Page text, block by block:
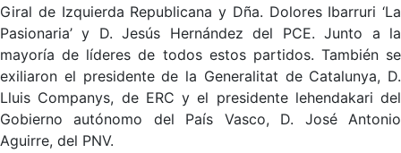
Giral de Izquierda Republicana y Dña. Dolores Ibarruri ‘La
Pasionaria’ y D. Jesús Hernández del PCE. Junto a la
mayoría de líderes de todos estos partidos. También se
exiliaron el presidente de la Generalitat de Catalunya, D.
Lluis Companys, de ERC y el presidente lehendakari del
Gobierno autónomo del País Vasco, D. José Antonio
Aguirre, del PNV.